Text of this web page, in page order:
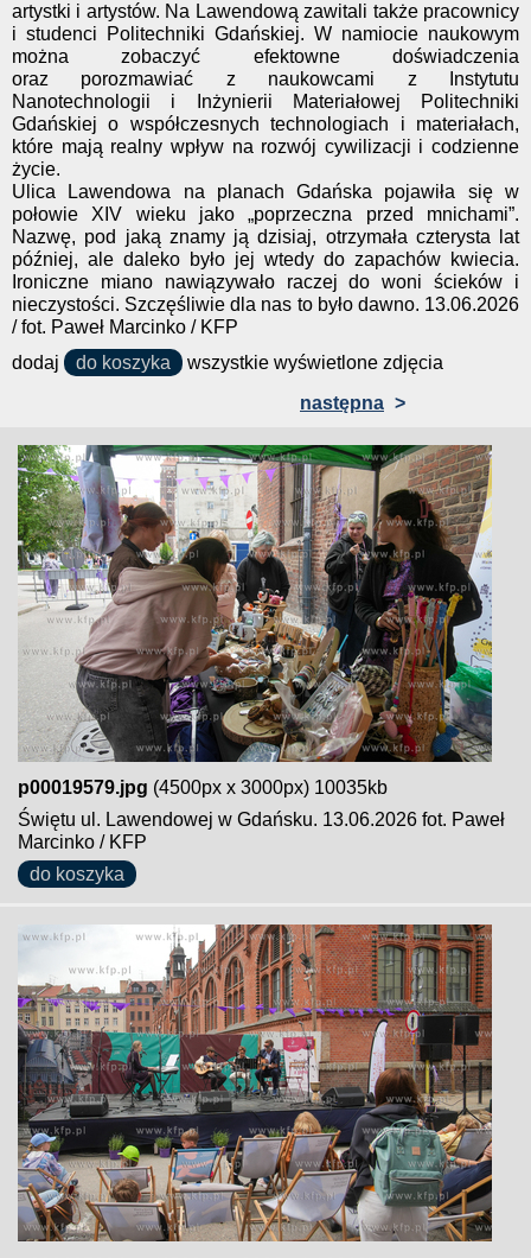
artystki i artystów. Na Lawendową zawitali także pracownicy
i studenci Politechniki Gdańskiej. W namiocie naukowym
można zobaczyć efektowne doświadczenia
oraz porozmawiać z naukowcami z Instytutu
Nanotechnologii i Inżynierii Materiałowej Politechniki
Gdańskiej o współczesnych technologiach i materiałach,
które mają realny wpływ na rozwój cywilizacji i codzienne
życie.
Ulica Lawendowa na planach Gdańska pojawiła się w
połowie XIV wieku jako „poprzeczna przed mnichami”.
Nazwę, pod jaką znamy ją dzisiaj, otrzymała czterysta lat
później, ale daleko było jej wtedy do zapachów kwiecia.
Ironiczne miano nawiązywało raczej do woni ścieków i
nieczystości. Szczęśliwie dla nas to było dawno. 13.06.2026
/ fot. Paweł Marcinko / KFP
dodaj
do koszyka
wszystkie wyświetlone zdjęcia
następna >
p00019579.jpg (4500px x 3000px) 10035kb
Świętu ul. Lawendowej w Gdańsku. 13.06.2026 fot. Paweł
Marcinko / KFP
do koszyka